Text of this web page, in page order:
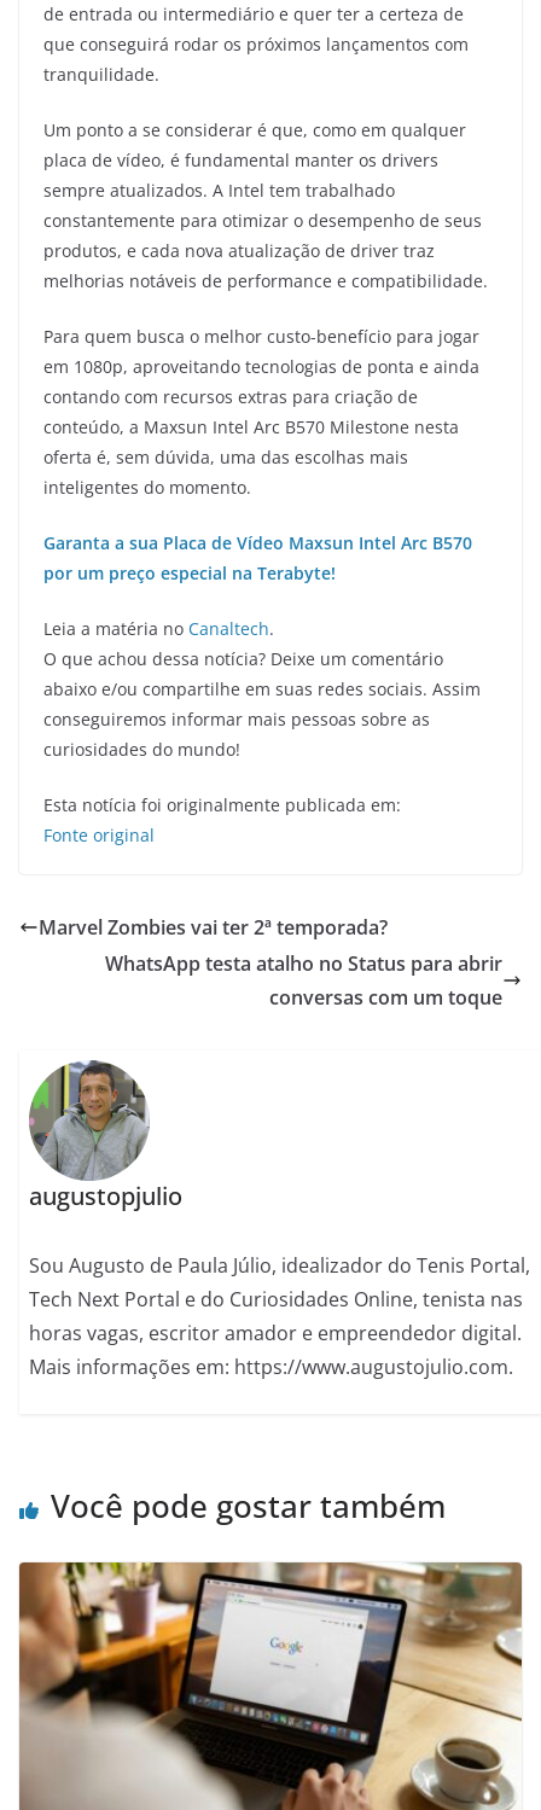
de entrada ou intermediário e quer ter a certeza de
que conseguirá rodar os próximos lançamentos com
tranquilidade.
Um ponto a se considerar é que, como em qualquer
placa de vídeo, é fundamental manter os drivers
sempre atualizados. A Intel tem trabalhado
constantemente para otimizar o desempenho de seus
produtos, e cada nova atualização de driver traz
melhorias notáveis de performance e compatibilidade.
Para quem busca o melhor custo-benefício para jogar
em 1080p, aproveitando tecnologias de ponta e ainda
contando com recursos extras para criação de
conteúdo, a Maxsun Intel Arc B570 Milestone nesta
oferta é, sem dúvida, uma das escolhas mais
inteligentes do momento.
Garanta a sua Placa de Vídeo Maxsun Intel Arc B570
por um preço especial na Terabyte!
Leia a matéria no Canaltech.
O que achou dessa notícia? Deixe um comentário
abaixo e/ou compartilhe em suas redes sociais. Assim
conseguiremos informar mais pessoas sobre as
curiosidades do mundo!
Esta notícia foi originalmente publicada em:
Fonte original
Marvel Zombies vai ter 2ª temporada?
WhatsApp testa atalho no Status para abrir
conversas com um toque
augustopjulio
Sou Augusto de Paula Júlio, idealizador do Tenis Portal,
Tech Next Portal e do Curiosidades Online, tenista nas
horas vagas, escritor amador e empreendedor digital.
Mais informações em: https://www.augustojulio.com.
Você pode gostar também